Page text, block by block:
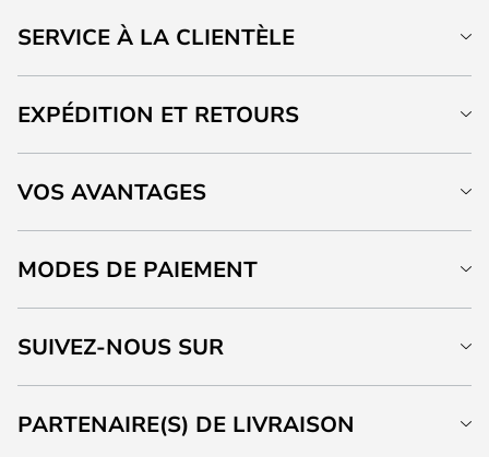
SERVICE À LA CLIENTÈLE
EXPÉDITION ET RETOURS
VOS AVANTAGES
MODES DE PAIEMENT
SUIVEZ-NOUS SUR
PARTENAIRE(S) DE LIVRAISON